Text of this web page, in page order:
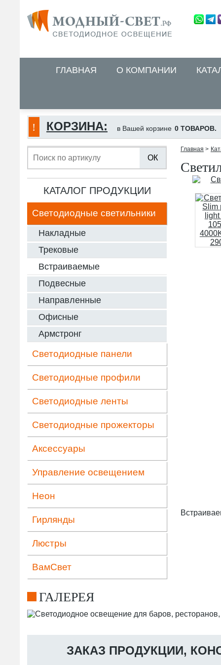
ГЛАВНАЯ О КОМПАНИИ
КОРЗИНА: в Вашей корзине 0 ТОВАРОВ.
ОК
КАТАЛОГ ПРОДУКЦИИ
Светодиодные светильники
Накладные
Трековые
Встраиваемые
Подвесные
Направленные
Офисные
Армстронг
Светодиодные панели
Светодиодные профили
Светодиодные ленты
Светодиодные прожекторы
Аксессуары
Управление освещением
Неон
Гирлянды
Люстры
ВамСвет
Главная >
ГАЛЕРЕЯ
ЗАКАЗ ПРОДУКЦИИ,